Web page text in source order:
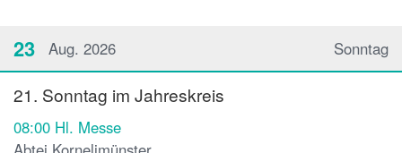
Sonntag
23 Aug. 2026
21. Sonntag im Jahreskreis
08:00 Hl. Messe